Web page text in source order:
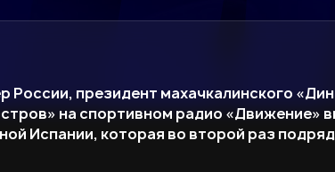
России, президент махачкалинского
на спортивном радио «Движение»
Испании, которая во второй раз